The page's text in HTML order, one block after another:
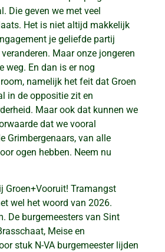
Die geven we met veel
Het is niet altijd makkelijk
je geliefde partij
Maar onze jongeren
weg. En dan is er nog
namelijk het feit dat Groen
in de oppositie zit en
Maar ook dat kunnen we
dat we vooral
Grimbergenaars, van alle
ogen hebben. Neem nu
Groen+Vooruit! Tramangst
wel het woord van 2026.
De burgemeesters van Sint
Meise en
stuk N-VA burgemeester lijden